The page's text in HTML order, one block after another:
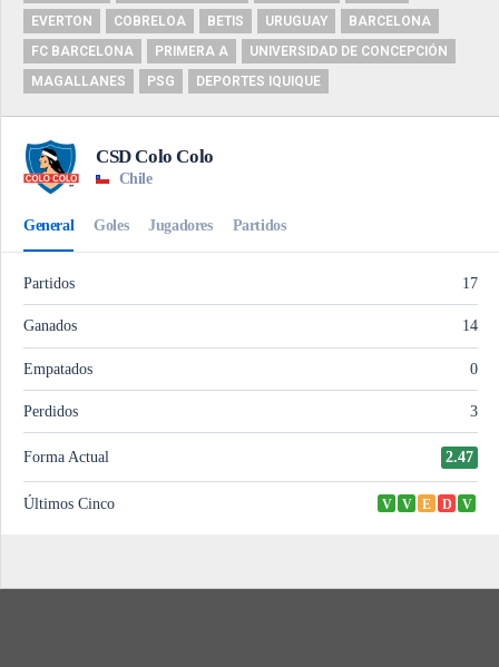
EVERTON
COBRELOA BETIS URUGUAY
BARCELONA
FC BARCELONA
PRIMERA A
UNIVERSIDAD DE CONCEPCIÓN
MAGALLANES
PSG DEPORTES IQUIQUE